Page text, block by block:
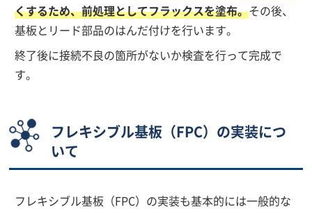
くするため、前処理としてフラックスを塗布。その後、
基板とリード部品のはんだ付けを行います。
終了後に接続不良の箇所がないか検査を行って完成で
す。
フレキシブル基板（FPC）の実装につ
いて
フレキシブル基板（FPC）の実装も基本的には一般的な